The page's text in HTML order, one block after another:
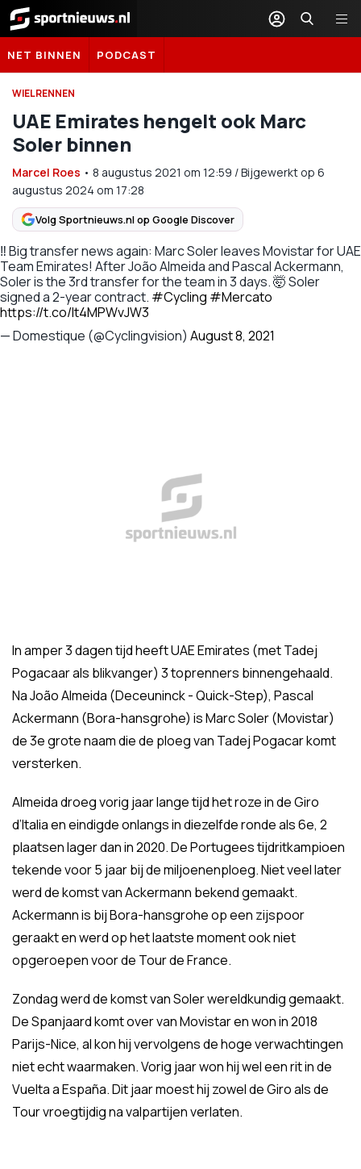
Sportnieuws.nl
NET BINNEN PODCAST
WIELRENNEN
UAE Emirates hengelt ook Marc
Soler binnen
Marcel Roes • 8 augustus 2021 om 12:59 /Bijgewerkt op 6
augustus 2024 om 17:28
Volg Sportnieuws.nl op Google Discover
‼️ Big transfer news again: Marc Soler leaves Movistar for UAE
Team Emirates! After João Almeida and Pascal Ackermann,
Soler is the 3rd transfer for the team in 3 days. 🤯 Soler
signed a 2-year contract. #Cycling #Mercato
https://t.co/It4MPWvJW3
— Domestique (@Cyclingvision) August 8, 2021
In amper 3 dagen tijd heeft UAE Emirates (met Tadej
Pogacaar als blikvanger) 3 toprenners binnengehaald.
Na João Almeida (Deceuninck - Quick-Step), Pascal
Ackermann (Bora-hansgrohe) is Marc Soler (Movistar)
de 3e grote naam die de ploeg van Tadej Pogacar komt
versterken.
Almeida droeg vorig jaar lange tijd het roze in de Giro
d’Italia en eindigde onlangs in diezelfde ronde als 6e, 2
plaatsen lager dan in 2020. De Portugees tijdritkampioen
tekende voor 5 jaar bij de miljoenenploeg. Niet veel later
werd de komst van Ackermann bekend gemaakt.
Ackermann is bij Bora-hansgrohe op een zijspoor
geraakt en werd op het laatste moment ook niet
opgeroepen voor de Tour de France.
Zondag werd de komst van Soler wereldkundig gemaakt.
De Spanjaard komt over van Movistar en won in 2018
Parijs-Nice, al kon hij vervolgens de hoge verwachtingen
niet echt waarmaken. Vorig jaar won hij wel een rit in de
Vuelta a España. Dit jaar moest hij zowel de Giro als de
Tour vroegtijdig na valpartijen verlaten.